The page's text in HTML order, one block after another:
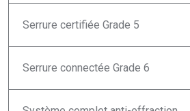
Serrure certifiée Grade 5
Serrure connectée Grade 6